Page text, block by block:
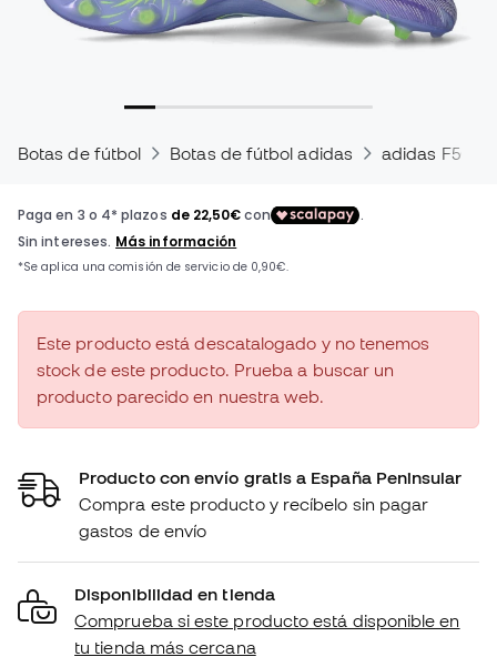
Botas de fútbol Botas de fútbol adidas adidas F50
Este producto está descatalogado y no tenemos
stock de este producto. Prueba a buscar un
producto parecido en nuestra web.
Producto con envío gratis a España Peninsular
Compra este producto y recíbelo sin pagar
gastos de envío
Disponibilidad en tienda
Comprueba si este producto está disponible en
tu tienda más cercana